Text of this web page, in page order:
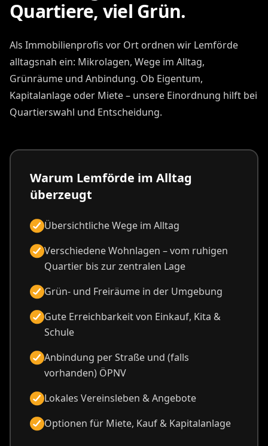
Quartiere, viel Grün.
Als Immobilienprofis vor Ort ordnen wir Lemförde
alltagsnah ein: Mikrolagen, Wege im Alltag,
Grünräume und Anbindung. Ob Eigentum,
Kapitalanlage oder Miete – unsere Einordnung hilft bei
Quartierswahl und Entscheidung.
Warum Lemförde im Alltag
überzeugt
Übersichtliche Wege im Alltag
Verschiedene Wohnlagen – vom ruhigen
Quartier bis zur zentralen Lage
Grün- und Freiräume in der Umgebung
Gute Erreichbarkeit von Einkauf, Kita &
Schule
Anbindung per Straße und (falls
vorhanden) ÖPNV
Lokales Vereinsleben & Angebote
Optionen für Miete, Kauf & Kapitalanlage